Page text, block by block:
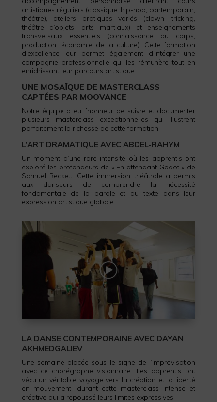
artistiques réguliers (classique, hip-hop, contemporain,
théâtre), ateliers pratiques variés (clown, tricking,
théâtre d’objets, arts martiaux) et enseignements
transversaux essentiels (connaissance du corps,
production, économie de la culture). Cette formation
d’excellence leur permet également d’intégrer une
compagnie professionnelle qui les rémunère tout en
enrichissant leur parcours artistique.
UNE MOSAÏQUE DE MASTERCLASS
CAPTÉES PAR MOOVANCE
Notre équipe a eu l’honneur de suivre et documenter
plusieurs masterclass exceptionnelles qui illustrent
parfaitement la richesse de cette formation :
L’ART DRAMATIQUE AVEC ABDEL-RAHYM
Un moment d’une rare intensité où les apprentis ont
exploré les profondeurs de « En attendant Godot » de
Samuel Beckett. Cette immersion théâtrale a permis
aux danseurs de comprendre la nécessité
fondamentale de la parole et du texte dans leur
expression artistique globale.
LA DANSE CONTEMPORAINE AVEC DAYAN
AKHMEDGALIEV
Une semaine placée sous le signe de l’improvisation
avec ce chorégraphe visionnaire. Les apprentis ont
vécu un véritable voyage vers la création et la liberté
en mouvement, durant cette masterclass intense et
créative qui a repoussé leurs limites expressives.